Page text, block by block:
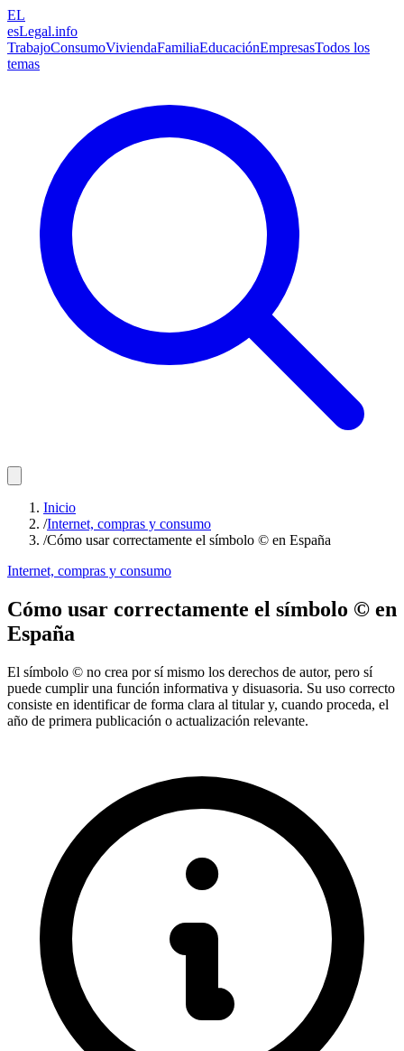
EL
esLegal.info
TrabajoConsumoViviendaFamiliaEducaciónEmpresasTodos los
temas
Inicio
/Internet, compras y consumo
/Cómo usar correctamente el símbolo © en España
Internet, compras y consumo
Cómo usar correctamente el símbolo © en
España
El símbolo © no crea por sí mismo los derechos de autor, pero sí
puede cumplir una función informativa y disuasoria. Su uso correcto
consiste en identificar de forma clara al titular y, cuando proceda, el
año de primera publicación o actualización relevante.